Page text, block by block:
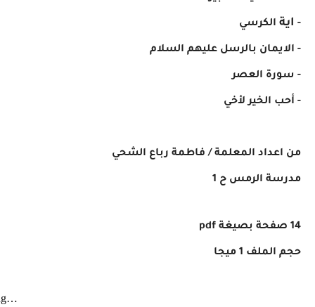
الكرسي
بالرسل عليهم السلام
العصر
الخيرلأخي
المعلمة / فاطمة رباعالشحي
الرمس ح 1
1 ميجا